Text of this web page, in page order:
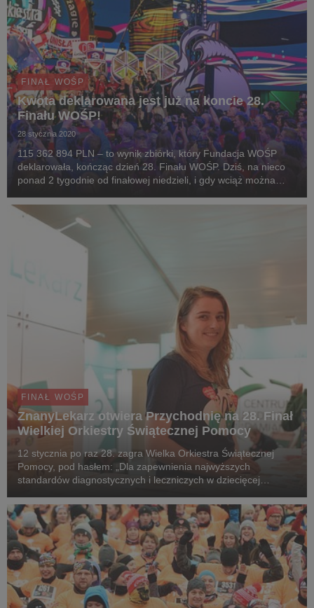
FINAŁ WOŚP
Kwota deklarowana jest już na koncie 28.
Finału WOŚP!
28 stycznia 2020
115 362 894 PLN – to wynik zbiórki, który Fundacja WOŚP
deklarowała, kończąc dzień 28. Finału WOŚP. Dziś, na nieco
ponad 2 tygodnie od finałowej niedzieli, i gdy wciąż można
kwota znalazła się już na koncie 28. Fin...
FINAŁ WOŚP
ZnanyLekarz otwiera Przychodnię na 28. Finał
Wielkiej Orkiestry Świątecznej Pomocy
12 stycznia po raz 28. zagra Wielka Orkiestra Świątecznej
Pomocy, pod hasłem: „Dla zapewnienia najwyższych
standardów diagnostycznych i leczniczych w dziecięcej
krajach, jednoczą siły w słusznej sprawie - pomocy ...